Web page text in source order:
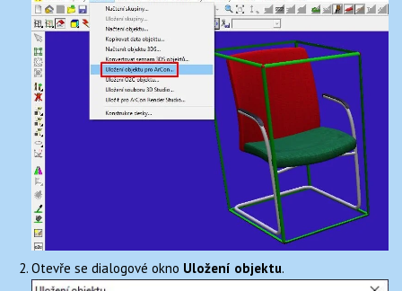
Otevře se dialogové okno Uložení objektu.